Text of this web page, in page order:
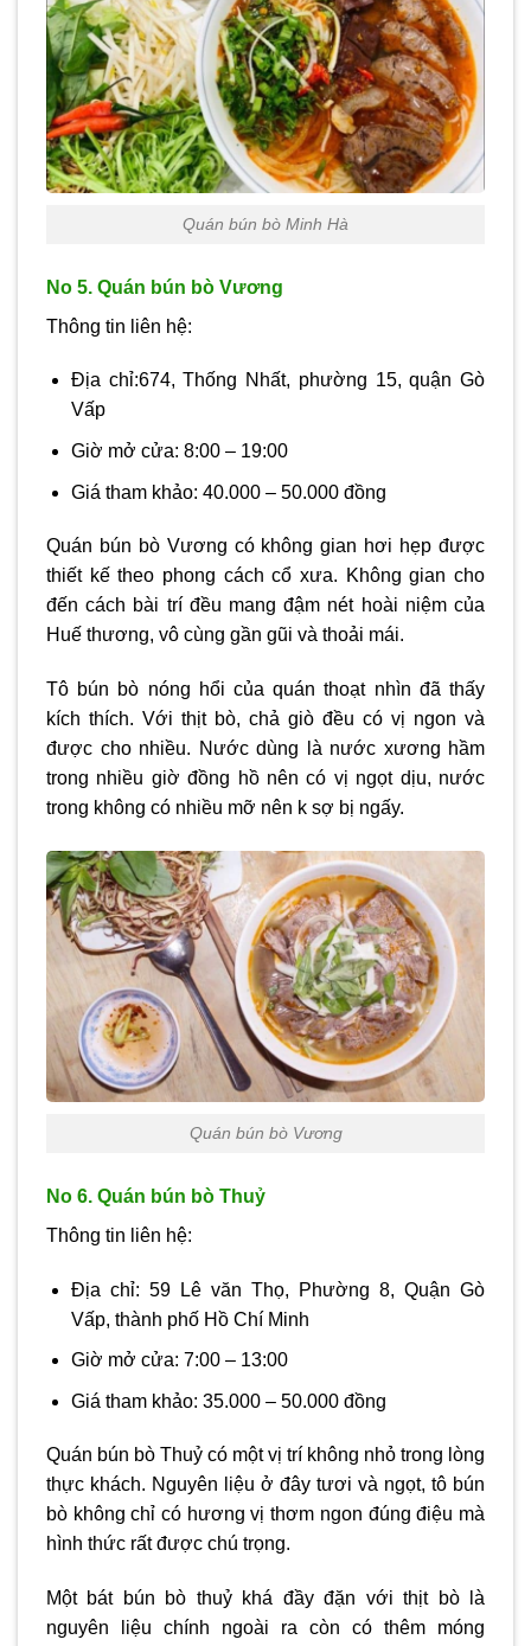
Quán bún bò Minh Hà
No 5. Quán bún bò Vương
Thông tin liên hệ:
Địa chỉ:674, Thống Nhất, phường 15, quận Gò
Vấp
Giờ mở cửa: 8:00 – 19:00
Giá tham khảo: 40.000 – 50.000 đồng
Quán bún bò Vương có không gian hơi hẹp được
thiết kế theo phong cách cổ xưa. Không gian cho
đến cách bài trí đều mang đậm nét hoài niệm của
Huế thương, vô cùng gần gũi và thoải mái.
Tô bún bò nóng hổi của quán thoạt nhìn đã thấy
kích thích. Với thịt bò, chả giò đều có vị ngon và
được cho nhiều. Nước dùng là nước xương hầm
trong nhiều giờ đồng hồ nên có vị ngọt dịu, nước
trong không có nhiều mỡ nên k sợ bị ngấy.
Quán bún bò Vương
No 6. Quán bún bò Thuỷ
Thông tin liên hệ:
Địa chỉ: 59 Lê văn Thọ, Phường 8, Quận Gò
Vấp, thành phố Hồ Chí Minh
Giờ mở cửa: 7:00 – 13:00
Giá tham khảo: 35.000 – 50.000 đồng
Quán bún bò Thuỷ có một vị trí không nhỏ trong lòng
thực khách. Nguyên liệu ở đây tươi và ngọt, tô bún
bò không chỉ có hương vị thơm ngon đúng điệu mà
hình thức rất được chú trọng.
Một bát bún bò thuỷ khá đầy đặn với thịt bò là
nguyên liệu chính ngoài ra còn có thêm móng